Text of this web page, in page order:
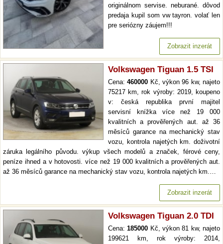
originálnom servise. neburané. dôvod
predaja kupil som vw tayron. volať len
pre seriózny záujem!!!
Zobrazit inzerát
Volkswagen Tiguan 1.5 TSI
Cena:460000 Kč, výkon 96 kw, najeto
75217 km, rok výroby: 2019, koupeno
v: česká republika první majitel
servisní knížka více než 19 000
kvalitních a prověřených aut. až 36
měsíců garance na mechanický stav
vozu, kontrola najetých km. doživotní
záruka legálního původu. výkup všech modelů a značek, férové ceny,
peníze ihned a v hotovosti. více než 19 000 kvalitních a prověřených aut.
až 36 měsíců garance na mechanický stav vozu, kontrola najetých km.…
Zobrazit inzerát
Volkswagen Tiguan 2.0 TDI
Cena:185000 Kč, výkon 81 kw, najeto
199621 km, rok výroby: 2014,